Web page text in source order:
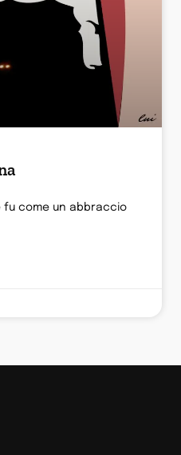
fu come un abbraccio